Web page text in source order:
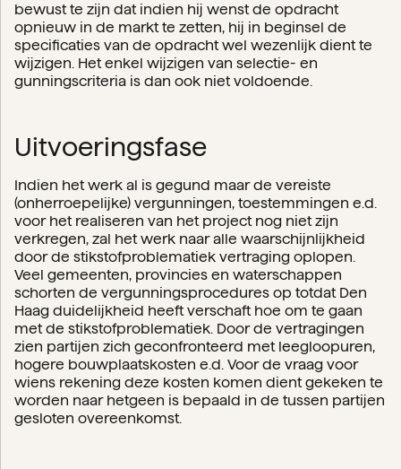
bewust te zijn dat indien hij wenst de opdracht
opnieuw in de markt te zetten, hij in beginsel de
specificaties van de opdracht wel wezenlijk dient te
wijzigen. Het enkel wijzigen van selectie- en
gunningscriteria is dan ook niet voldoende.
Uitvoeringsfase
Indien het werk al is gegund maar de vereiste
(onherroepelijke) vergunningen, toestemmingen e.d.
voor het realiseren van het project nog niet zijn
verkregen, zal het werk naar alle waarschijnlijkheid
door de stikstofproblematiek vertraging oplopen.
Veel gemeenten, provincies en waterschappen
schorten de vergunningsprocedures op totdat Den
Haag duidelijkheid heeft verschaft hoe om te gaan
met de stikstofproblematiek. Door de vertragingen
zien partijen zich geconfronteerd met leegloopuren,
hogere bouwplaatskosten e.d. Voor de vraag voor
wiens rekening deze kosten komen dient gekeken te
worden naar hetgeen is bepaald in de tussen partijen
gesloten overeenkomst.